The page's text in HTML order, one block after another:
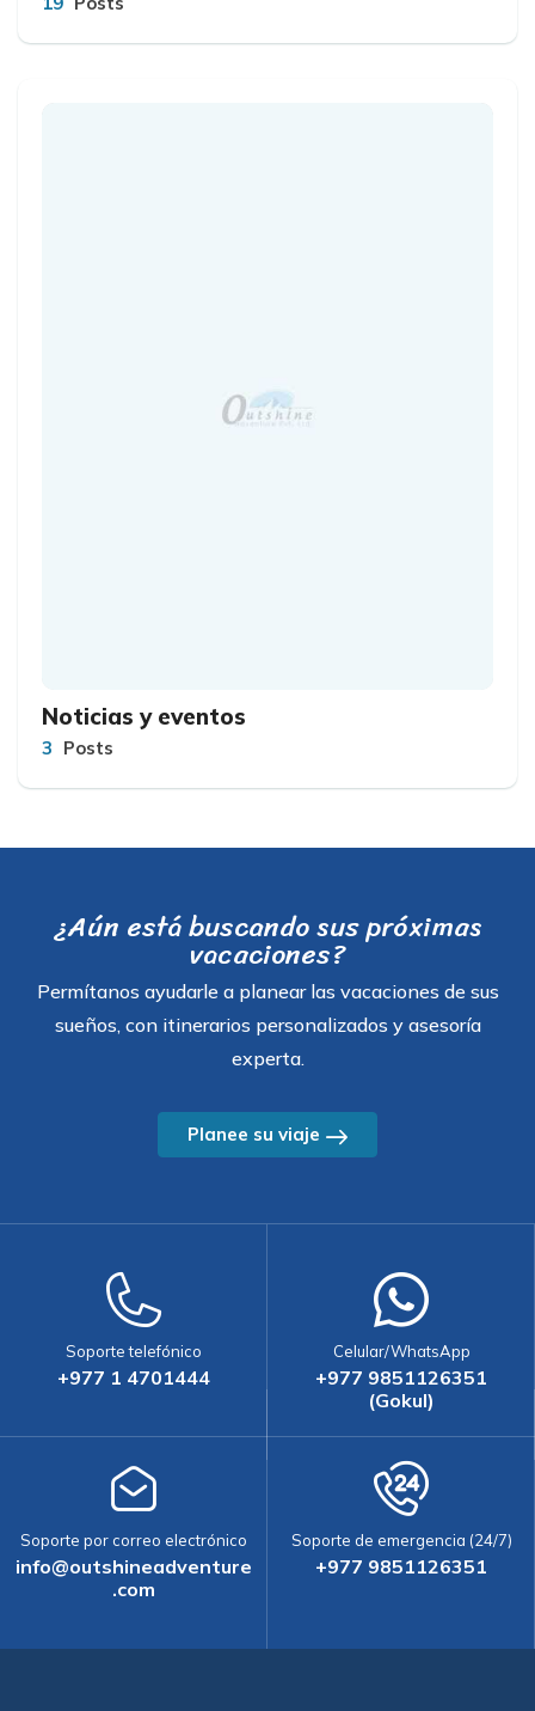
Noticias y eventos
3 Posts
¿Aún está buscando sus próximas
vacaciones?
Permítanos ayudarle a planear las vacaciones de sus
sueños, con itinerarios personalizados y asesoría
experta.
Planee su viaje
Soporte telefónico
+977 1 4701444
Celular/WhatsApp
+977 9851126351
(Gokul)
Soporte por correo electrónico
info@outshineadventure
.com
Soporte de emergencia (24/7)
+977 9851126351